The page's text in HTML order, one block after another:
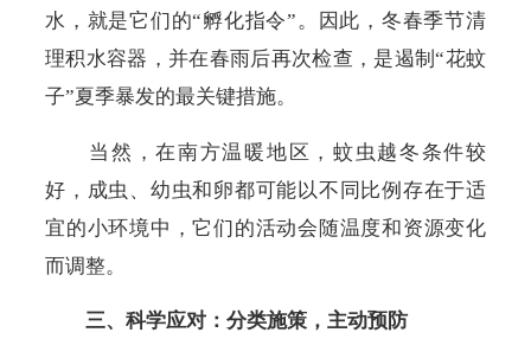
水，就是它们的“孵化指令”。因此，冬春季节清
理积水容器，并在春雨后再次检查，是遏制“花蚊
子”夏季暴发的最关键措施。
当然，在南方温暖地区，蚊虫越冬条件较
好，成虫、幼虫和卵都可能以不同比例存在于适
宜的小环境中，它们的活动会随温度和资源变化
而调整。
三、科学应对：分类施策，主动预防